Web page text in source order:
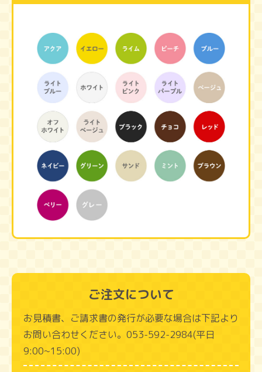
ご注文について
お見積書、ご請求書の発行が必要な場合は下記より
お問い合わせください。053‑592‑2984(平日
9:00~15:00)